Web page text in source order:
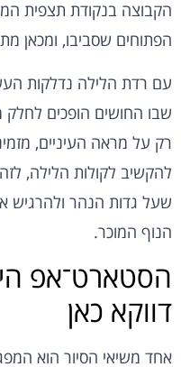
הקבוצה בנקודת תצפית
הפתוחים שסביבו, ומכאן
עם רדת הלילה נדלקות
שבו החושים הופכים לחלק
רק על מראה העיניים,
להקשיב לקולות הלילה,
שעל גדות הנהר ולהרגיש
הנוף המוכר.
הסטארט־אפ
דווקא כאן
אחד משיאי הסיור הוא